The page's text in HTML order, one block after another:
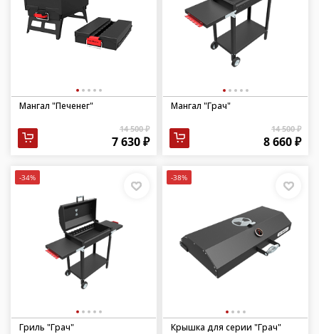
Мангал "Печенег"
14 500 ₽
7 630 ₽
Мангал "Грач"
14 500 ₽
8 660 ₽
-34%
Гриль "Грач"
-38%
Крышка для серии "Грач"